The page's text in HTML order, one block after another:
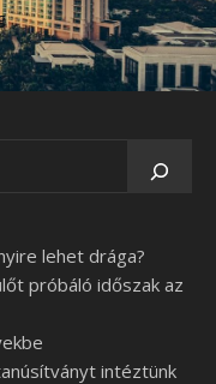
lehet drága?
próbáló időszak az
intéztünk